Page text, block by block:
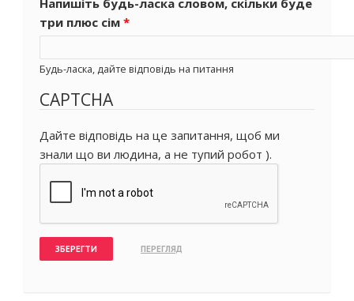
три плюс сім *
Будь-ласка, дайте відповідь на питання
CAPTCHA
Дайте відповідь на це запитання, щоб ми
знали що ви людина, а не тупий робот ).